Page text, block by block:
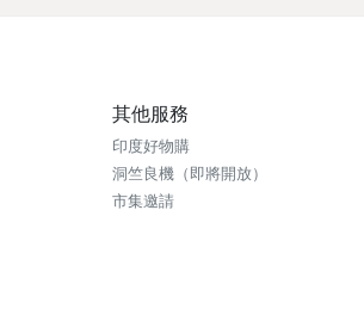
其他服務
印度好物購
洞竺良機（即將開放）
市集邀請